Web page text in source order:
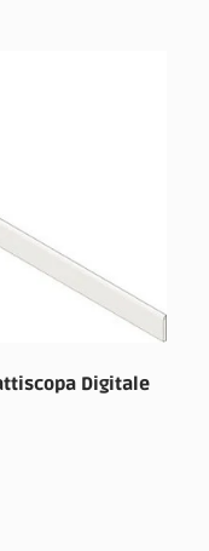
Digitale